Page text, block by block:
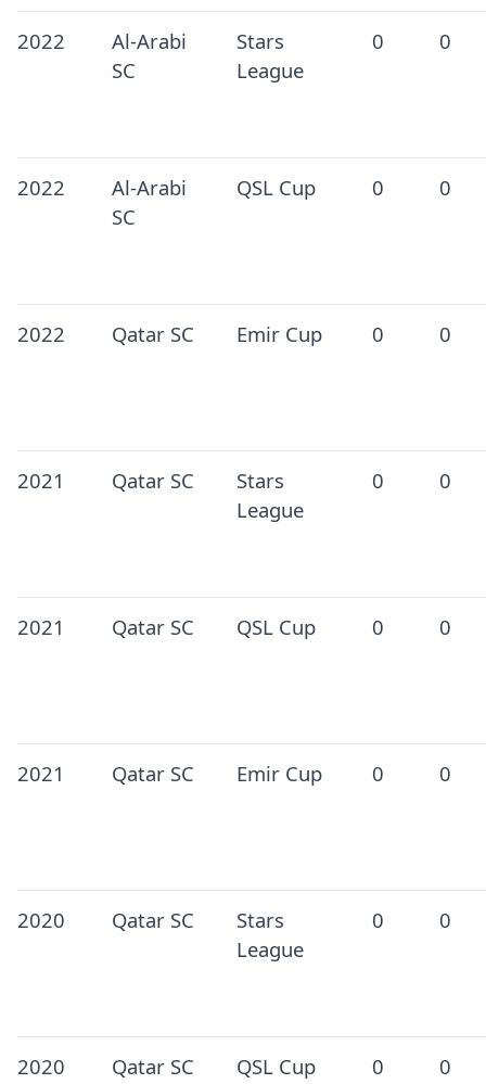
2022
Al-Arabi
SC
Stars
League
0 0
2022
Al-Arabi
SC
QSL Cup 0 0
2022 Qatar SC Emir Cup 0 0
2021 Qatar SC
Stars
League
0 0
2021 Qatar SC QSL Cup 0 0
2021 Qatar SC Emir Cup 0 0
2020 Qatar SC
Stars
League
0 0
2020 Qatar SC QSL Cup 0 0